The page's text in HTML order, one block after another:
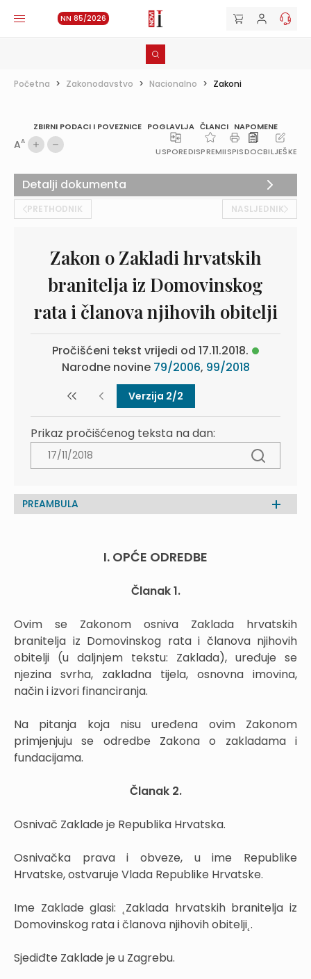
NN 85/2026
Početna > Zakonodavstvo > Nacionalno > Zakoni
ZBIRNI PODACI I POVEZNICE POGLAVLJA ČLANCI NAPOMENE
AA
USPOREDISPREMIISPISDOCBILJEŠKE
PRETHODNIK NASLJEDNIK
Zakon o Zakladi hrvatskih
branitelja iz Domovinskog
rata i članova njihovih obitelji
Pročišćeni tekst vrijedi od 17.11.2018.
Narodne novine 79/2006, 99/2018
Verzija 2/2
Prikaz pročišćenog teksta na dan:
PREAMBULA
I. OPĆE ODREDBE
Članak 1.
Ovim se Zakonom osniva Zaklada hrvatskih
branitelja iz Domovinskog rata i članova njihovih
obitelji (u daljnjem tekstu: Zaklada), uređuje se
njezina svrha, zakladna tijela, osnovna imovina,
način i izvori financiranja.
Na pitanja koja nisu uređena ovim Zakonom
primjenjuju se odredbe Zakona o zakladama i
fundacijama.
Članak 2.
Osnivač Zaklade je Republika Hrvatska.
Osnivačka prava i obveze, u ime Republike
Hrvatske, ostvaruje Vlada Republike Hrvatske.
Ime Zaklade glasi: ˛Zaklada hrvatskih branitelja iz
Domovinskog rata i članova njihovih obitelji˛.
Sjediđte Zaklade je u Zagrebu.
Detalji dokumenta